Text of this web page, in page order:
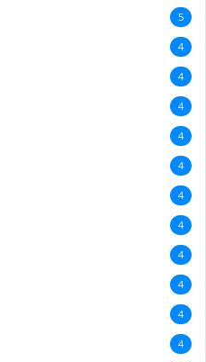
5
4
4
4
4
4
4
4
4
4
4
4